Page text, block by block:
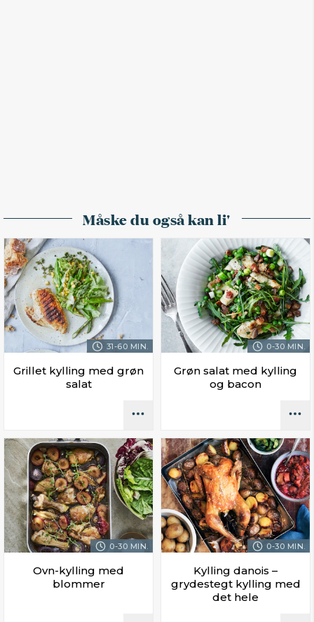
Måske du også kan li'
31-60 MIN.
Grillet kylling med grøn
salat
0-30 MIN.
Grøn salat med kylling
og bacon
0-30 MIN.
Ovn-kylling med
blommer
0-30 MIN.
Kylling danois –
grydestegt kylling med
det hele